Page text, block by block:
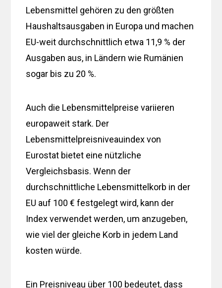
Lebensmittel gehören zu den größten
Haushaltsausgaben in Europa und machen
EU-weit durchschnittlich etwa 11,9 % der
Ausgaben aus, in Ländern wie Rumänien
sogar bis zu 20 %.
Auch die Lebensmittelpreise variieren
europaweit stark. Der
Lebensmittelpreisniveauindex von
Eurostat bietet eine nützliche
Vergleichsbasis. Wenn der
durchschnittliche Lebensmittelkorb in der
EU auf 100 € festgelegt wird, kann der
Index verwendet werden, um anzugeben,
wie viel der gleiche Korb in jedem Land
kosten würde.
Ein Preisniveau über 100 bedeutet, dass